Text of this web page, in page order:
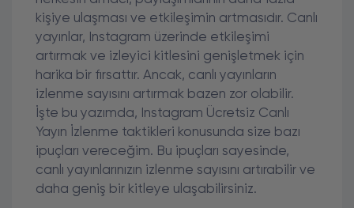
kişiye ulaşması ve etkileşimin artmasıdır. Canlı
yayınlar, Instagram üzerinde etkileşimi
artırmak ve izleyici kitlesini genişletmek için
harika bir fırsattır. Ancak, canlı yayınların
izlenme sayısını artırmak bazen zor olabilir.
İşte bu yazımda, Instagram Ücretsiz Canlı
Yayın İzlenme taktikleri konusunda size bazı
ipuçları vereceğim. Bu ipuçları sayesinde,
canlı yayınlarınızın izlenme sayısını artırabilir ve
daha geniş bir kitleye ulaşabilirsiniz.